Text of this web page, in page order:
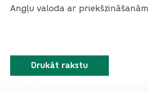
Angļu valoda ar
Drukāt rakstu